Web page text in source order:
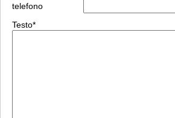
telefono
Testo*